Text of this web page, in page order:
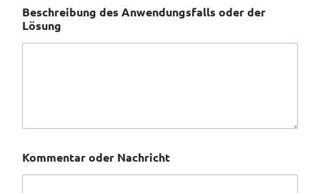
r
e
s
t
c
Beschreibung des Anwendungsfalls oder der
Lösung
Kommentar oder Nachricht